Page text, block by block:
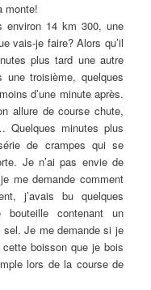
monte!
environ 14 km 300, une
vais-je faire? Alors qu’il
plus tard une autre
troisième, quelques
d’une minute après.
allure de course chute,
Quelques minutes plus
de crampes qui se
Je n’ai pas envie de
me demande comment
j’avais bu quelques
bouteille contenant un
Je me demande si je
cette boisson que je bois
lors de la course de